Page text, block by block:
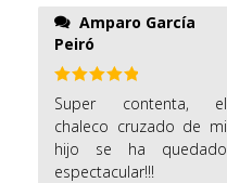
Peiró
Valorado
con5 de 5
Super contenta, el
chaleco cruzado de mi
hijo se ha quedado
espectacular!!!